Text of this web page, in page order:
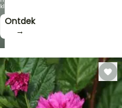
klimplanten!
Ontdek
→